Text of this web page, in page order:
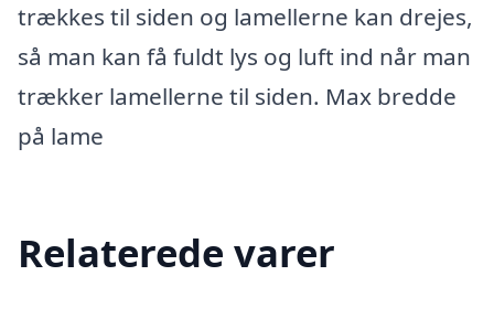
trækkes til siden og lamellerne kan drejes,
så man kan få fuldt lys og luft ind når man
trækker lamellerne til siden. Max bredde
på lame
Relaterede varer